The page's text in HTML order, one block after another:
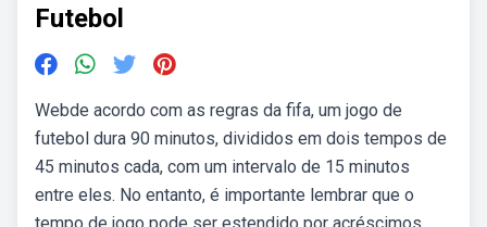
Futebol
Webde acordo com as regras da fifa, um jogo de
futebol dura 90 minutos, divididos em dois tempos de
45 minutos cada, com um intervalo de 15 minutos
entre eles. No entanto, é importante lembrar que o